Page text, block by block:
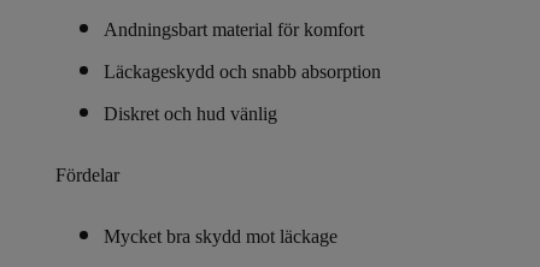
Andningsbart material för komfort
Läckageskydd och snabb absorption
Diskret och hud vänlig
Fördelar
Mycket bra skydd mot läckage